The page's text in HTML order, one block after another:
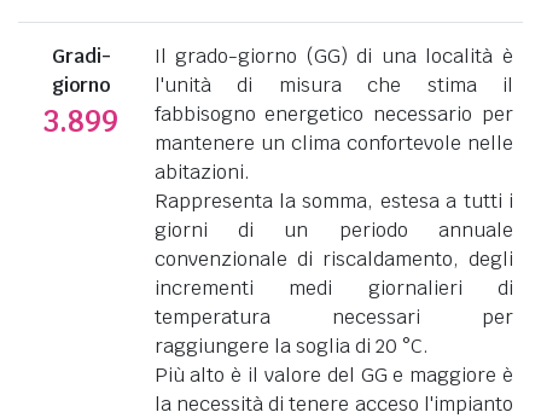
Gradi-
giorno
3.899
Il grado-giorno (GG) di una località è
l'unità di misura che stima il
fabbisogno energetico necessario per
mantenere un clima confortevole nelle
abitazioni.
Rappresenta la somma, estesa a tutti i
giorni di un periodo annuale
convenzionale di riscaldamento, degli
incrementi medi giornalieri di
temperatura necessari per
raggiungere la soglia di 20 °C.
Più alto è il valore del GG e maggiore è
la necessità di tenere acceso l'impianto